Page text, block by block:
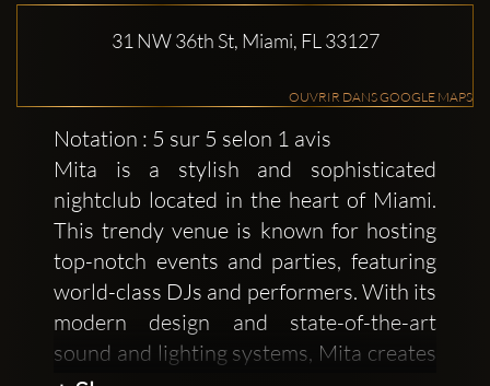
31 NW 36th St, Miami, FL 33127
OUVRIR DANS GOOGLE MAPS
Notation : 5 sur 5 selon 1 avis
Mita is a stylish and sophisticated
nightclub located in the heart of Miami.
This trendy venue is known for hosting
top-notch events and parties, featuring
world-class DJs and performers. With its
modern design and state-of-the-art
sound and lighting systems, Mita creates